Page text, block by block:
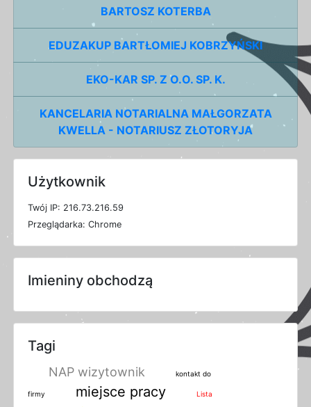
BARTOSZ KOTERBA
EDUZAKUP BARTŁOMIEJ KOBRZYŃSKI
EKO-KAR SP. Z O.O. SP. K.
KANCELARIA NOTARIALNA MAŁGORZATA
KWELLA - NOTARIUSZ ZŁOTORYJA
Użytkownik
Twój IP: 216.73.216.59
Przeglądarka: Chrome
Imieniny obchodzą
Tagi
NAP wizytownik kontakt do
firmy miejsce pracy Lista